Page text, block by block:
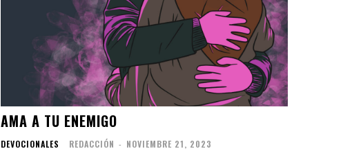
AMA A TU ENEMIGO
DEVOCIONALES REDACCIÓN - NOVIEMBRE 21, 2023